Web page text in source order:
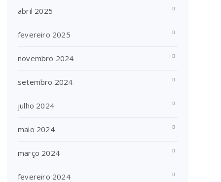
abril 2025
fevereiro 2025
novembro 2024
setembro 2024
julho 2024
maio 2024
março 2024
fevereiro 2024